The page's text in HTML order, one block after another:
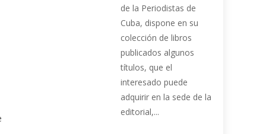
de la Periodistas de
Cuba, dispone en su
colección de libros
publicados algunos
títulos, que el
interesado puede
adquirir en la sede de la
editorial,...